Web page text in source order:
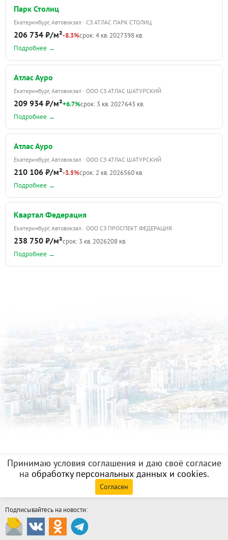
Парк Столиц
Екатеринбург, Автовокзал · СЗ АТЛАС ПАРК СТОЛИЦ
206 734 ₽/м²-8.3%срок: 4 кв. 2027398 кв.
Подробнее →
Атлас Ауро
Екатеринбург, Автовокзал · ООО СЗ АТЛАС ШАТУРСКИЙ
209 934 ₽/м²+6.7%срок: 3 кв. 2027643 кв.
Подробнее →
Атлас Ауро
Екатеринбург, Автовокзал · ООО СЗ АТЛАС ШАТУРСКИЙ
210 106 ₽/м²-3.5%срок: 2 кв. 2026560 кв.
Подробнее →
Квартал Федерация
Екатеринбург, Автовокзал · ООО СЗ ПРОСПЕКТ ФЕДЕРАЦИЯ
238 750 ₽/м²срок: 3 кв. 2026208 кв.
Подробнее →
Принимаю условия соглашения и даю своё согласие
на обработку персональных данных и cookies.
Согласен
Подписывайтесь на новости: